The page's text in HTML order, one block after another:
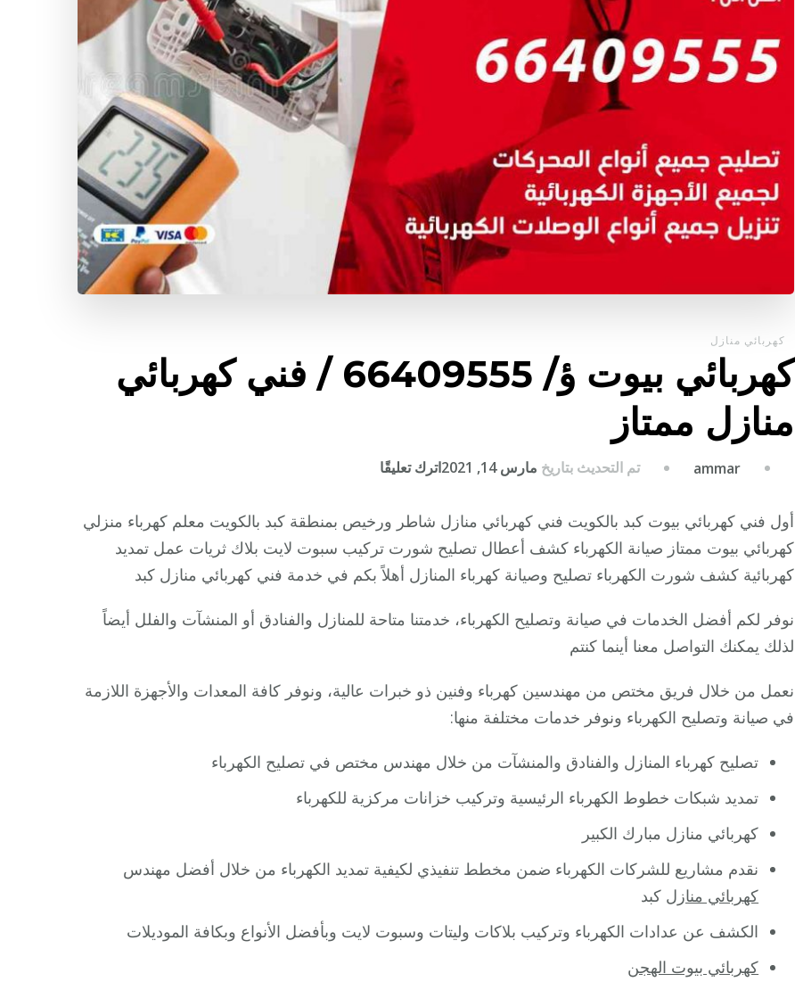
كهربائي منازل
كهربائي بيوت ؤ/ 66409555 / فني كهربائي
منازل ممتاز
ammar تم التحديث بتاريخ مارس 14, 2021 اترك تعليقًا
بيوت
ؤ/
66409555
/
فني
ممتاز
أول فني كهربائي بيوت كبد بالكويت فني كهربائي منازل شاطر ورخيص بمنطقة كبد بالكويت معلم كهرباء منزلي
كهربائي بيوت ممتاز صيانة الكهرباء كشف أعطال تصليح شورت تركيب سبوت لايت بلاك ثريات عمل تمديد
كهربائية كشف شورت الكهرباء تصليح وصيانة كهرباء المنازل أهلاً بكم في خدمة فني كهربائي منازل كبد
نوفر لكم أفضل الخدمات في صيانة وتصليح الكهرباء، خدمتنا متاحة للمنازل والفنادق أو المنشآت والفلل أيضاً
لذلك يمكنك التواصل معنا أينما كنتم
نعمل من خلال فريق مختص من مهندسين كهرباء وفنين ذو خبرات عالية، ونوفر كافة المعدات والأجهزة اللازمة
في صيانة وتصليح الكهرباء ونوفر خدمات مختلفة منها:
تصليح كهرباء المنازل والفنادق والمنشآت من خلال مهندس مختص في تصليح الكهرباء
تمديد شبكات خطوط الكهرباء الرئيسية وتركيب خزانات مركزية للكهرباء
كهربائي منازل مبارك الكبير
نقدم مشاريع للشركات الكهرباء ضمن مخطط تنفيذي لكيفية تمديد الكهرباء من خلال أفضل مهندس
كهربائي منازل كبد
الكشف عن عدادات الكهرباء وتركيب بلاكات وليتات وسبوت لايت وبأفضل الأنواع وبكافة الموديلات
كهربائي بيوت الهجن